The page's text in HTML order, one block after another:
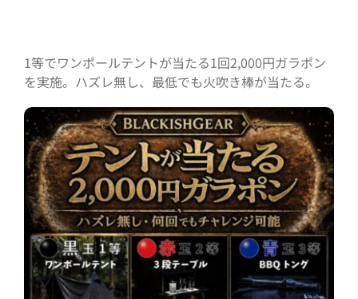
1等でワンポールテントが当たる1回2,000円ガラポン
を実施。ハズレ無し、最低でも火吹き棒が当たる。